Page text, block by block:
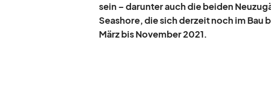
sein – dar­un­ter auch die bei­den
Seashore, die sich der­zeit noch im Bau
März bis No­vem­ber 2021.